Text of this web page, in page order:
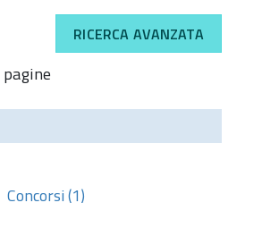
RICERCA AVANZATA
pagine
Concorsi (1)